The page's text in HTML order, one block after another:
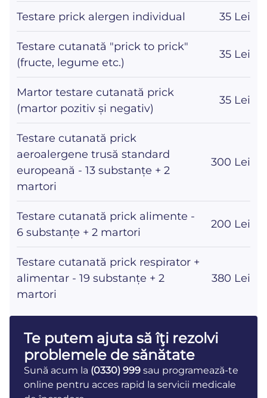
Testare prick alergen individual 35 Lei
Testare cutanată "prick to prick"
(fructe, legume etc.)
35 Lei
Martor testare cutanată prick
(martor pozitiv și negativ)
35 Lei
Testare cutanată prick
aeroalergene trusă standard
europeană - 13 substanțe + 2
martori
300 Lei
Testare cutanată prick alimente -
6 substanțe + 2 martori
200 Lei
Testare cutanată prick respirator +
alimentar - 19 substanțe + 2
martori
380 Lei
Te putem ajuta să îţi rezolvi
problemele de sănătate
Sună acum la (0330) 999 sau programează-te
online pentru acces rapid la servicii medicale